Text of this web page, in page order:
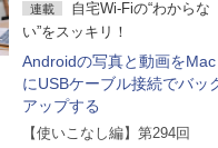
連載
自宅Wi-Fiの“わからな
い”をスッキリ！
Androidの写真と動画をMac
にUSBケーブル接続でバッ
アップする
【使いこなし編】第294回